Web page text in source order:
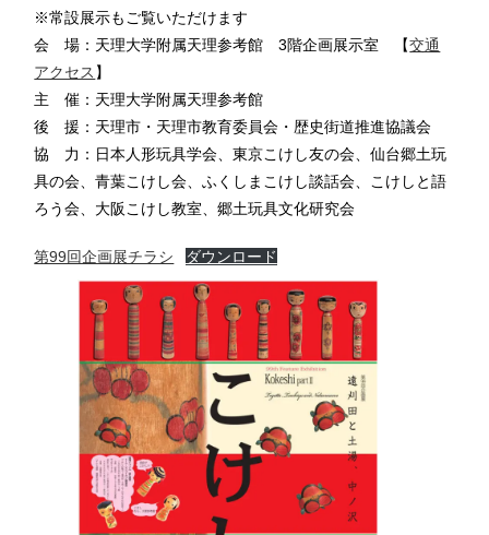
※常設展示もご覧いただけます
会 場：天理大学附属天理参考館 3階企画展示室 【交通
アクセス 】
主 催：天理大学附属天理参考館
後 援：天理市・天理市教育委員会・歴史街道推進協議会
協 力：日本人形玩具学会、東京こけし友の会、仙台郷土玩
具の会、青葉こけし会、ふくしまこけし談話会、こけしと語
ろう会、大阪こけし教室、郷土玩具文化研究会
第99回企画展チラシ ダウンロード